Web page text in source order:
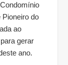
Pioneiro do
ao
gerar
ano.